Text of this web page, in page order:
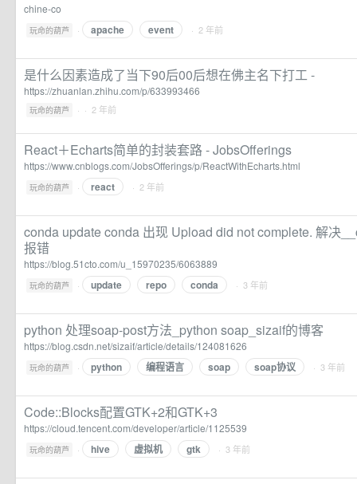
chine-co
玩命的葫芦 · apache event · 2 年前
是什么因素造成了当下90后00后想在佛主名下打工 -
https://zhuanlan.zhihu.com/p/633993466
玩命的葫芦 · · 2 年前
React＋Echarts简单的封装套路 - JobsOfferings
https://www.cnblogs.com/JobsOfferings/p/ReactWithEcharts.html
玩命的葫芦 · react · 2 年前
conda update conda 出现 Upload did not complete. 解决
报错
https://blog.51cto.com/u_15970235/6063889
玩命的葫芦 · update repo conda · 3 年前
python 处理soap-post方法_python soap_sizaif的博客
https://blog.csdn.net/sizaif/article/details/124081626
玩命的葫芦 · python 编程语言 soap soap协议 · 3 年前
Code::Blocks配置GTK+2和GTK+3
https://cloud.tencent.com/developer/article/1125539
玩命的葫芦 · hive 虚拟机 gtk · 3 年前